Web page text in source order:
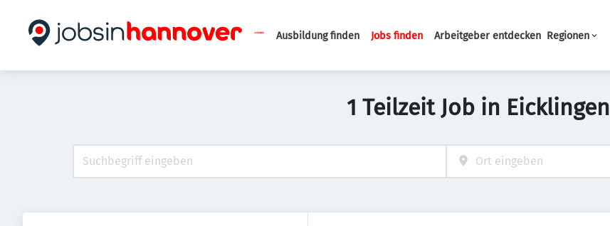
Haupt-Navigation
Ausbildung finden Jobs finden Arbeitgeber entdecken Regionen
1 Teilzeit Job in Eicklingen